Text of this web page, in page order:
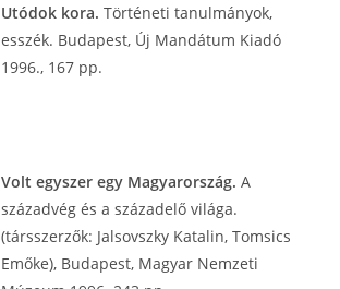
Utódok kora. Történeti tanulmányok,
esszék. Budapest, Új Mandátum Kiadó
1996., 167 pp.
Volt egyszer egy Magyarország. A
századvég és a századelő világa.
(társszerzők: Jalsovszky Katalin, Tomsics
Emőke), Budapest, Magyar Nemzeti